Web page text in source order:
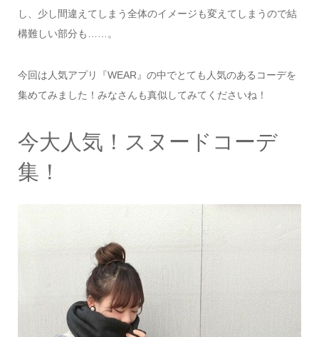
し、少し間違えてしまう全体のイメージも変えてしまうので結
構難しい部分も……。
今回は人気アプリ『WEAR』の中でとても人気のあるコーデを
集めてみました！みなさんも真似してみてくださいね！
今大人気！スヌードコーデ
集！